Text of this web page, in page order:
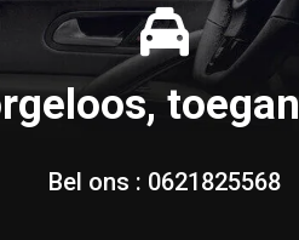
Bel ons : 0621825568